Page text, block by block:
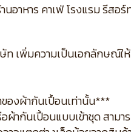
นอาหาร คาเฟ่ โรงแรม รีสอ
ท เพิ่มความเป็นเอกลักษณ์
องผ้ากันเปื้อนเท่านั้น***
ากันเปื้อนแบบเข้าชุด สาม